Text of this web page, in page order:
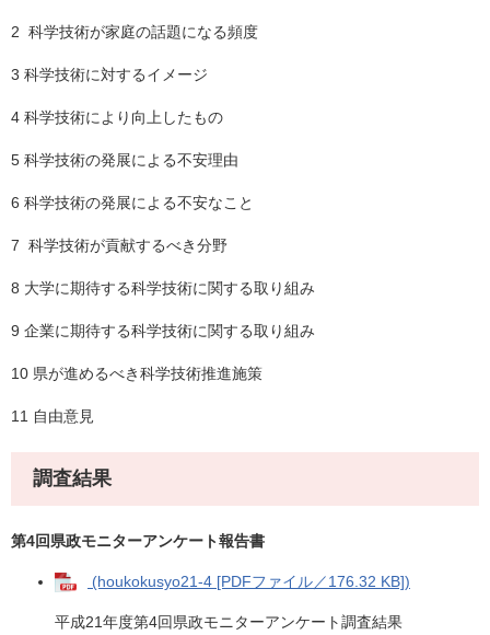
2 科学技術が家庭の話題になる頻度
3 科学技術に対するイメージ
4 科学技術により向上したもの
5 科学技術の発展による不安理由
6 科学技術の発展による不安なこと
7 科学技術が貢献するべき分野
8 大学に期待する科学技術に関する取り組み
9 企業に期待する科学技術に関する取り組み
10 県が進めるべき科学技術推進施策
11 自由意見
調査結果
第4回県政モニターアンケート報告書
(houkokusyo21-4 [PDFファイル／176.32 KB])
平成21年度第4回県政モニターアンケート調査結果